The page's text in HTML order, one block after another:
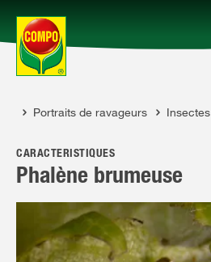
Produits
Conseil
Thèmes
Portraits de ravageurs Insectes
CARACTÉRISTIQUES
Phalène brumeuse